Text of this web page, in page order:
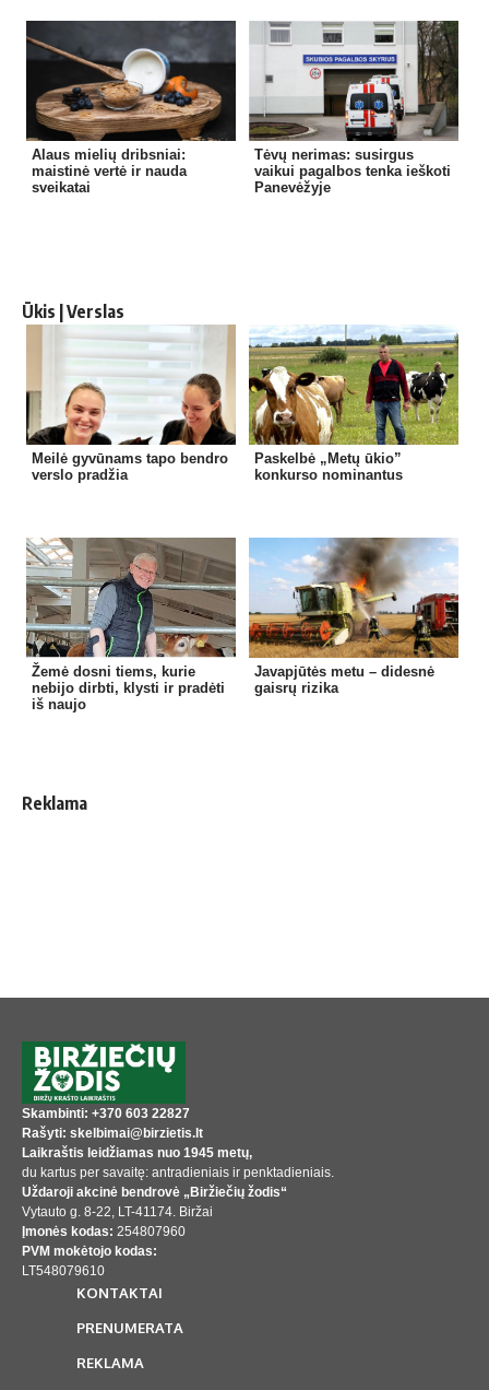
Alaus mielių dribsniai:
maistinė vertė ir nauda
sveikatai
Tėvų nerimas: susirgus
vaikui pagalbos tenka ieškoti
Panevėžyje
Ūkis | Verslas
Meilė gyvūnams tapo bendro
verslo pradžia
Paskelbė „Metų ūkio”
konkurso nominantus
Žemė dosni tiems, kurie
nebijo dirbti, klysti ir pradėti
iš naujo
Javapjūtės metu – didesnė
gaisrų rizika
Reklama
Skambinti: +370 603 22827
Rašyti: skelbimai@birzietis.lt
Laikraštis leidžiamas nuo 1945 metų,
du kartus per savaitę: antradieniais ir penktadieniais.
Uždaroji akcinė bendrovė „Biržiečių žodis“
Vytauto g. 8-22, LT-41174. Biržai
Įmonės kodas: 254807960
PVM mokėtojo kodas:
LT548079610
KONTAKTAI
PRENUMERATA
REKLAMA